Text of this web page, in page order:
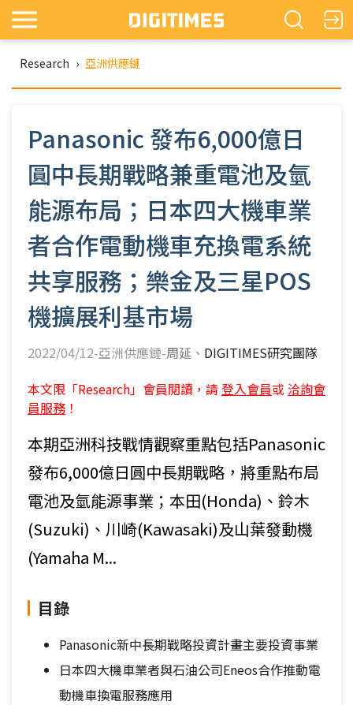
Research › 亞洲供應鏈
Panasonic 發布6,000億日
圓中長期戰略兼重電池及氫
能源布局；日本四大機車業
者合作電動機車充換電系統
共享服務；樂金及三星POS
機擴展利基市場
2022/04/12-亞洲供應鏈-周延
DIGITIMES研究團隊
本文限「Research」會員閱讀，請 登入會員或 洽詢會
員服務 ！
本期亞洲科技戰情觀察重點包括Panasonic
發布6,000億日圓中長期戰略，將重點布局
電池及氫能源事業；本田(Honda)、鈴木
(Suzuki)、川崎(Kawasaki)及山葉發動機
(Yamaha M...
目錄
Panasonic新中長期戰略投資計畫主要投資事業
日本四大機車業者與石油公司Eneos合作推動電
動機車換電服務應用